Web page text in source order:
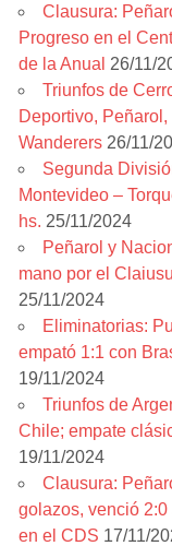
Clausura:
Progreso en el
de la Anual 26/11/
Triunfos de
Deportivo,
Wanderers 26/11/
Segunda
Montevideo –
hs. 25/11/2024
Peñarol y
mano por el
25/11/2024
Eliminatorias:
empató 1:1 con
19/11/2024
Triunfos de
Chile; empate
19/11/2024
Clausura:
golazos, venció
en el CDS 17/11/